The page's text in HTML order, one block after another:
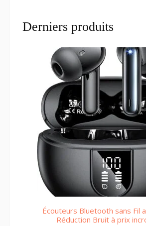
Derniers produits
Écouteurs Bluetooth sans Fil
Réduction Bruit à prix